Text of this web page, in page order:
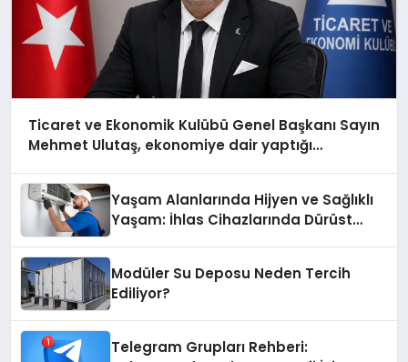
Ticaret ve Ekonomik Kulübü Genel Başkanı Sayın
Mehmet Ulutaş, ekonomiye dair yaptığı
Yaşam Alanlarında Hijyen ve Sağlıklı
Yaşam: İhlas Cihazlarında Dürüst
Modüler Su Deposu Neden Tercih
Ediliyor?
Telegram Grupları Rehberi: